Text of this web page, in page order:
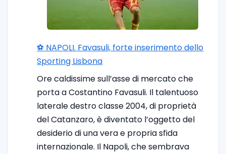
⚽️ NAPOLI. Favasuli, forte inserimento dello
Sporting Lisbona
Ore caldissime sull’asse di mercato che
porta a Costantino Favasuli. Il talentuoso
laterale destro classe 2004, di proprietà
del Catanzaro, è diventato l’oggetto del
desiderio di una vera e propria sfida
internazionale. Il Napoli, che sembrava